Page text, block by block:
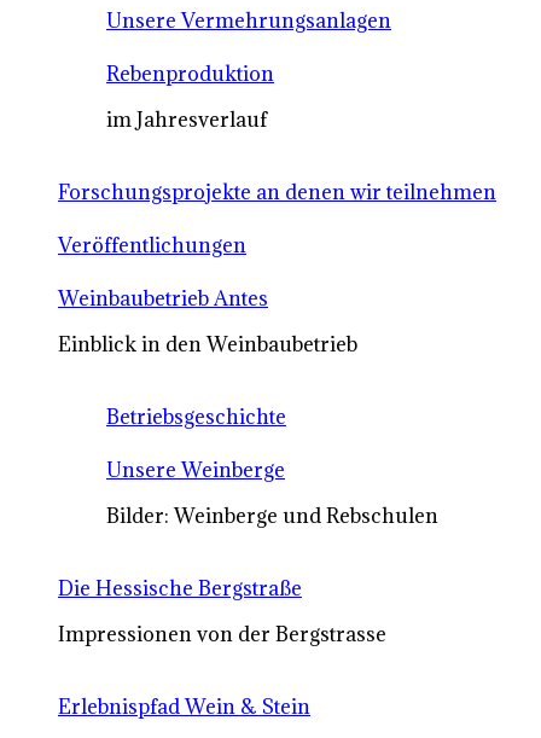
Unsere Vermehrungsanlagen
Rebenproduktion
im Jahresverlauf
Forschungsprojekte an denen wir teilnehmen
Veröffentlichungen
Weinbaubetrieb Antes
Einblick in den Weinbaubetrieb
Betriebsgeschichte
Unsere Weinberge
Bilder: Weinberge und Rebschulen
Die Hessische Bergstraße
Impressionen von der Bergstrasse
Erlebnispfad Wein & Stein